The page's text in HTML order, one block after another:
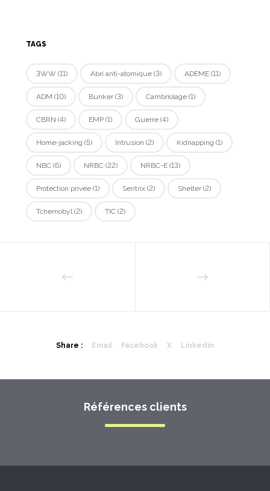
TAGS
3WW(11) Abri anti-atomique(3) ADEME(11)
ADM (10) Bunker(3) Cambriolage(1)
CBRN (4) EMP(1) Guerre(4)
Home-jacking (5) Intrusion (2) Kidnapping (1)
NBC(6) NRBC(22) NRBC-E(13)
Protection privée(1) Sentrix(2) Shelter(2)
Tchernobyl(2) TIC(2)
Share : Email Facebook X Linkedin
Références clients